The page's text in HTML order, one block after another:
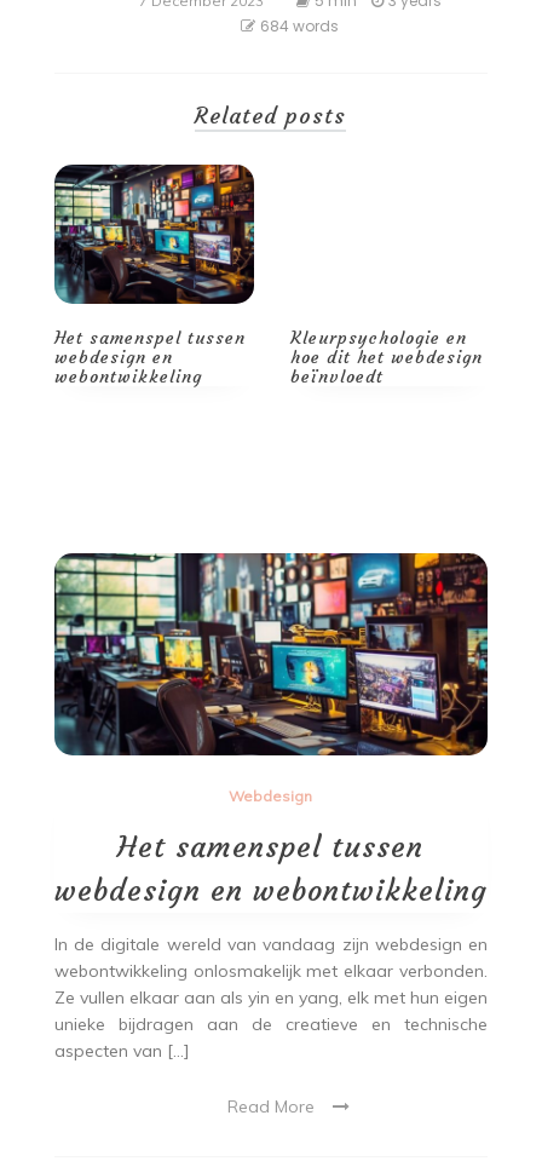
684 words
Related posts
Het samenspel tussen
webdesign en
webontwikkeling
Kleurpsychologie en
hoe dit het webdesign
beïnvloedt
Webdesign
Het samenspel tussen
webdesign en webontwikkeling
In de digitale wereld van vandaag zijn webdesign en
webontwikkeling onlosmakelijk met elkaar verbonden.
Ze vullen elkaar aan als yin en yang, elk met hun eigen
unieke bijdragen aan de creatieve en technische
aspecten van […]
Read More